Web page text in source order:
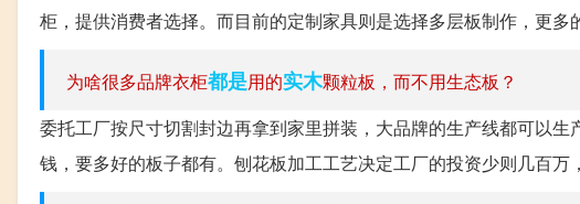
柜，提供消费者选择。而目前的定制家具则是选择多层板制作，更
为啥很多品牌衣柜都是用的实木颗粒板，而不用生态板？
委托工厂按尺寸切割封边再拿到家里拼装，大品牌的生产线都可以
钱，要多好的板子都有。刨花板加工工艺决定工厂的投资少则几百